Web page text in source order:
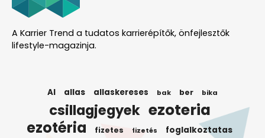
A Karrier Trend a tudatos karrierépítők, önfejlesztők
lifestyle-magazinja.
AI allas allaskereses bak ber bika
csillagjegyek ezoteria
ezotéria fizetes fizetés foglalkoztatas